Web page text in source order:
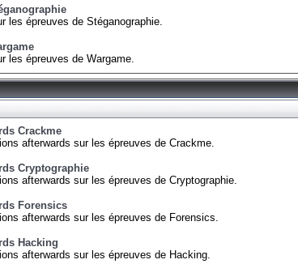
les épreuves de Stéganographie.
les épreuves de Wargame.
Crackme
afterwards sur les épreuves de Crackme.
Cryptographie
afterwards sur les épreuves de Cryptographie.
Forensics
afterwards sur les épreuves de Forensics.
Hacking
afterwards sur les épreuves de Hacking.